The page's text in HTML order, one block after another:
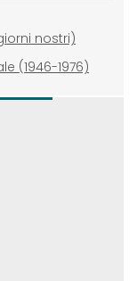
nostri)
(1946-1976)